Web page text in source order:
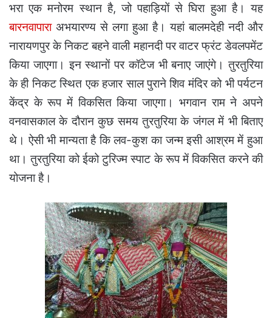
भरा एक मनोरम स्थान है, जो पहाड़ियों से घिरा हुआ है। यह
बारनवापाराअभयारण्य से लगा हुआ है। यहां बालमदेही नदी और
नारायणपुर के निकट बहने वाली महानदी पर वाटर फ्रंट डेवलपमेंट
किया जाएगा। इन स्थानों पर कॉटेज भी बनाए जाएंगे। तुरतुरिया
के ही निकट स्थित एक हजार साल पुराने शिव मंदिर को भी पर्यटन
केंद्र के रूप में विकसित किया जाएगा। भगवान राम ने अपने
वनवासकाल के दौरान कुछ समय तुरतुरिया के जंगल में भी बिताए
थे। ऐसी भी मान्यता है कि लव-कुश का जन्म इसी आश्रम में हुआ
था। तुरतुरिया को ईको टुरिज्म स्पाट के रूप में विकसित करने की
योजना है।